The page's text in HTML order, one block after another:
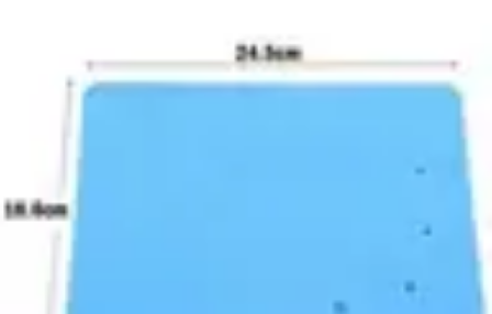
Astuces Pâtisserie Tendances
TechniquesÉquipement